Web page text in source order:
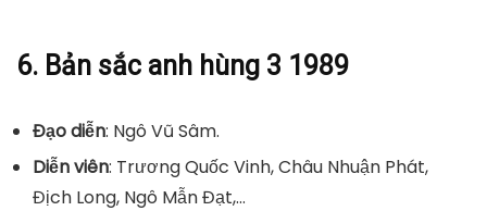
6. Bản sắc anh hùng 3 1989
Đạo diễn: Ngô Vũ Sâm.
Diễn viên: Trương Quốc Vinh, Châu Nhuận Phát,
Địch Long, Ngô Mẫn Đạt,…